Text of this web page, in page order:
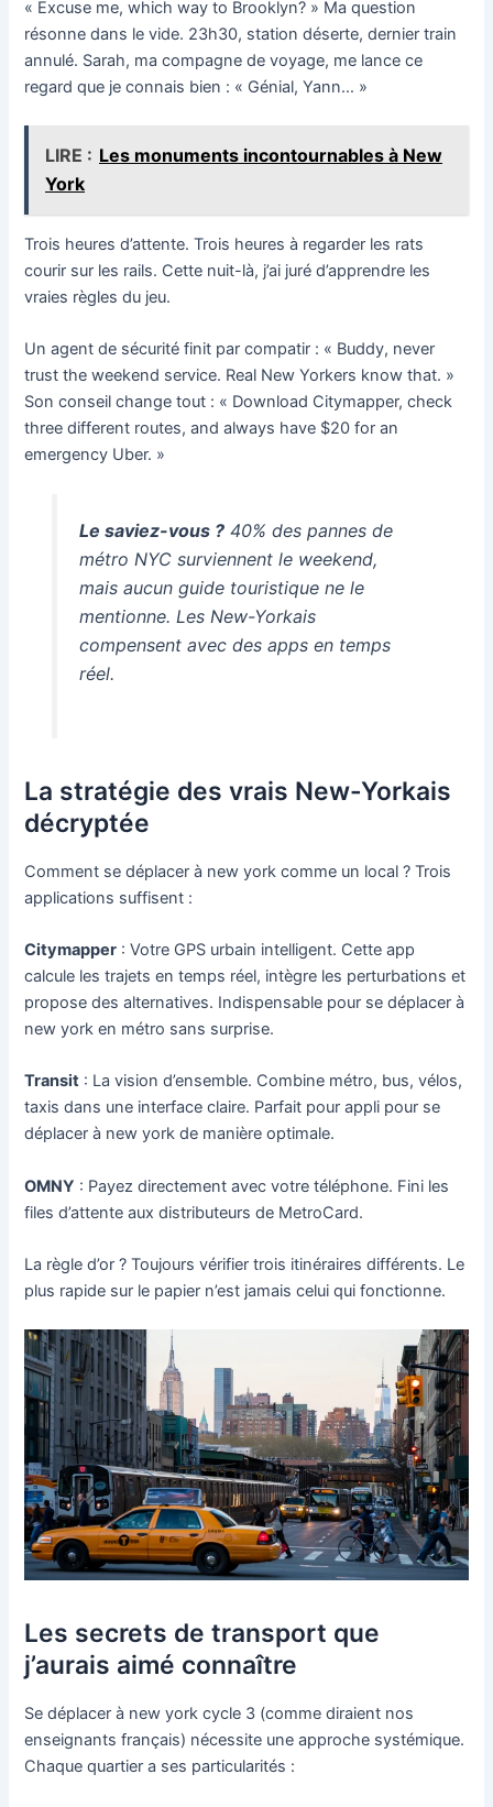
« Excuse me, which way to Brooklyn? » Ma question
résonne dans le vide. 23h30, station déserte, dernier train
annulé. Sarah, ma compagne de voyage, me lance ce
regard que je connais bien : « Génial, Yann… »
LIRE : Les monuments incontournables à New
York
Trois heures d’attente. Trois heures à regarder les rats
courir sur les rails. Cette nuit-là, j’ai juré d’apprendre les
vraies règles du jeu.
Un agent de sécurité finit par compatir : « Buddy, never
trust the weekend service. Real New Yorkers know that. »
Son conseil change tout : « Download Citymapper, check
three different routes, and always have $20 for an
emergency Uber. »
Le saviez-vous ?40% des pannes de
métro NYC surviennent le weekend,
mais aucun guide touristique ne le
mentionne. Les New-Yorkais
compensent avec des apps en temps
réel.
La stratégie des vrais New-Yorkais
décryptée
Comment se déplacer à new york comme un local ? Trois
applications suffisent :
Citymapper : Votre GPS urbain intelligent. Cette app
calcule les trajets en temps réel, intègre les perturbations et
propose des alternatives. Indispensable pour se déplacer à
new york en métro sans surprise.
Transit : La vision d’ensemble. Combine métro, bus, vélos,
taxis dans une interface claire. Parfait pour appli pour se
déplacer à new york de manière optimale.
OMNY : Payez directement avec votre téléphone. Fini les
files d’attente aux distributeurs de MetroCard.
La règle d’or ? Toujours vérifier trois itinéraires différents. Le
plus rapide sur le papier n’est jamais celui qui fonctionne.
Les secrets de transport que
j’aurais aimé connaître
Se déplacer à new york cycle 3 (comme diraient nos
enseignants français) nécessite une approche systémique.
Chaque quartier a ses particularités :